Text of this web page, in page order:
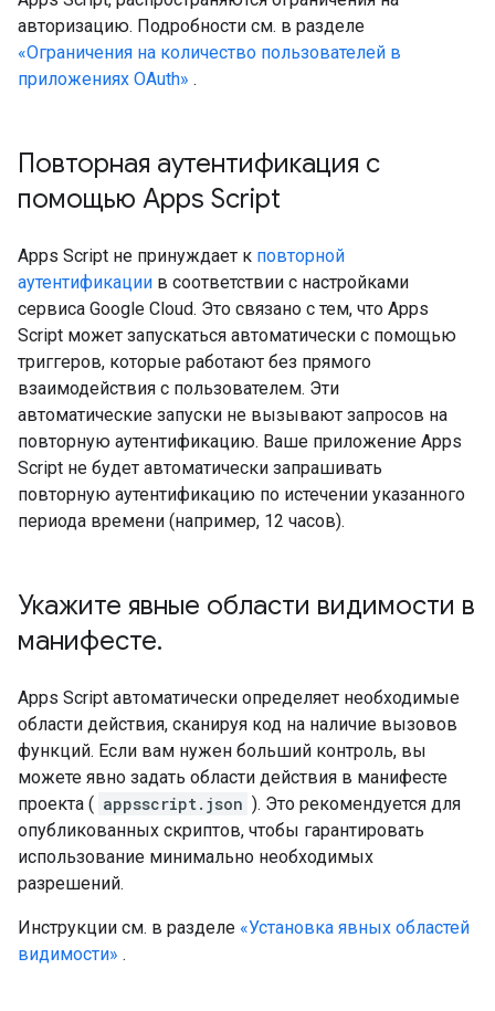
авторизацию. Подробности см. в разделе
«Ограничения на количество пользователей в
приложениях OAuth» .
Повторная аутентификация с
помощью Apps Script
Apps Script не принуждает к повторной
аутентификации в соответствии с настройками
сервиса Google Cloud. Это связано с тем, что Apps
Script может запускаться автоматически с помощью
триггеров, которые работают без прямого
взаимодействия с пользователем. Эти
автоматические запуски не вызывают запросов на
повторную аутентификацию. Ваше приложение Apps
Script не будет автоматически запрашивать
повторную аутентификацию по истечении указанного
периода времени (например, 12 часов).
Укажите явные области видимости в
манифесте.
Apps Script автоматически определяет необходимые
области действия, сканируя код на наличие вызовов
функций. Если вам нужен больший контроль, вы
можете явно задать области действия в манифесте
проекта ( appsscript.json ). Это рекомендуется для
опубликованных скриптов, чтобы гарантировать
использование минимально необходимых
разрешений.
Инструкции см. в разделе «Установка явных областей
видимости» .